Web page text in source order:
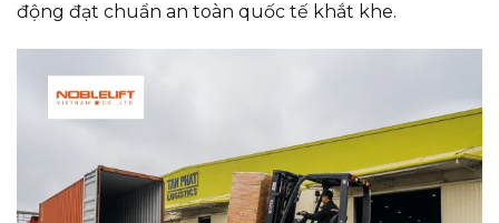
động đạt chuẩn an toàn quốc tế khắt khe.